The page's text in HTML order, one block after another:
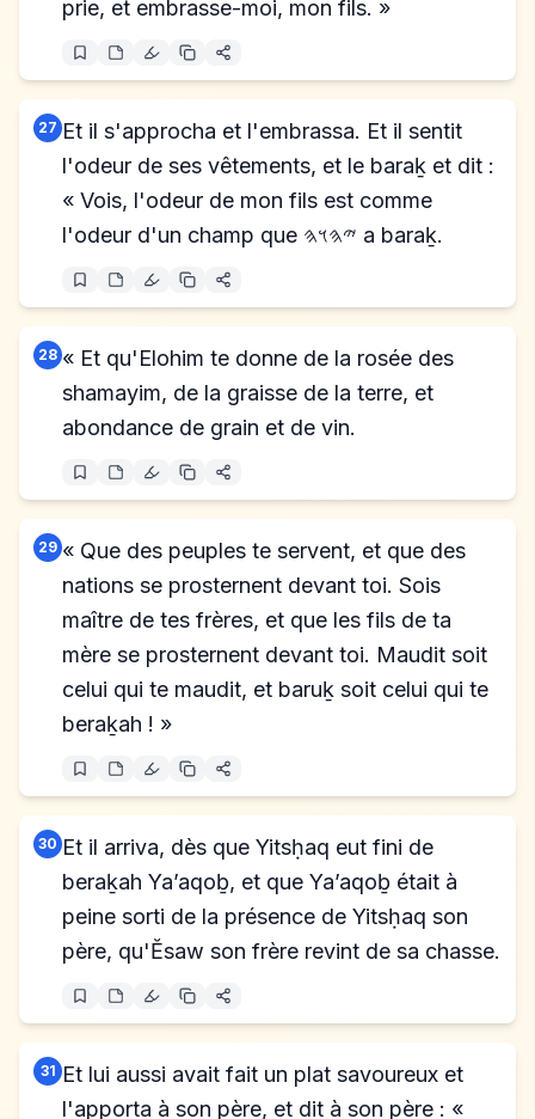
prie, et embrasse-moi, mon fils. »
27 Et il s'approcha et l'embrassa. Et il sentit
l'odeur de ses vêtements, et le baraḵ et dit :
« Vois, l'odeur de mon fils est comme
l'odeur d'un champ que 𐤉𐤄𐤅𐤄 a baraḵ.
28 « Et qu'Elohim te donne de la rosée des
shamayim, de la graisse de la terre, et
abondance de grain et de vin.
29 « Que des peuples te servent, et que des
nations se prosternent devant toi. Sois
maître de tes frères, et que les fils de ta
mère se prosternent devant toi. Maudit soit
celui qui te maudit, et baruḵ soit celui qui te
beraḵah ! »
30 Et il arriva, dès que Yitsḥaq eut fini de
beraḵah Ya’aqoḇ, et que Ya’aqoḇ était à
peine sorti de la présence de Yitsḥaq son
père, qu'Ĕsaw son frère revint de sa chasse.
31 Et lui aussi avait fait un plat savoureux et
l'apporta à son père, et dit à son père : «